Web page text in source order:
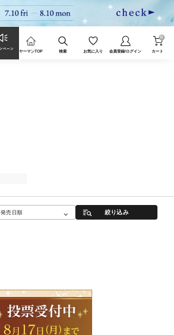
ヤーマンTOP 検索 お気に入り 会員登録/ログイン カート
0
発売日順 絞り込み